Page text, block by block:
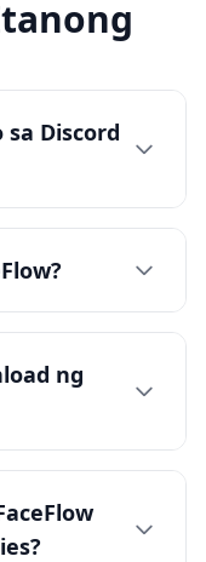
Discord
ng